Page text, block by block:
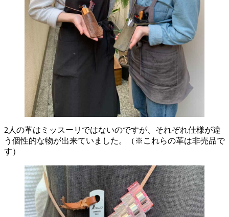
2人の革はミッスーリではないのですが、それぞれ仕様が違
う個性的な物が出来ていました。（※これらの革は非売品で
す）